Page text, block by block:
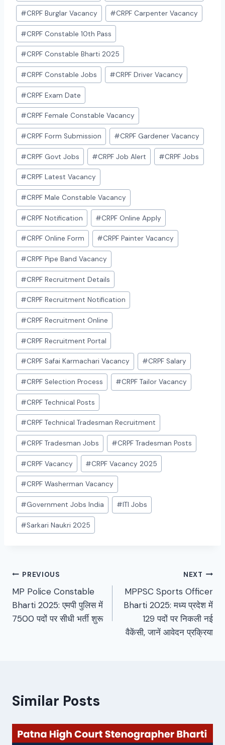
#CRPF Burglar Vacancy #CRPF Carpenter Vacancy
#CRPF Constable 10th Pass
#CRPF Constable Bharti 2025
#CRPF Constable Jobs #CRPF Driver Vacancy
#CRPF Exam Date
#CRPF Female Constable Vacancy
#CRPF Form Submission #CRPF Gardener Vacancy
#CRPF Govt Jobs #CRPF Job Alert #CRPF Jobs
#CRPF Latest Vacancy
#CRPF Male Constable Vacancy
#CRPF Notification #CRPF Online Apply
#CRPF Online Form #CRPF Painter Vacancy
#CRPF Pipe Band Vacancy
#CRPF Recruitment Details
#CRPF Recruitment Notification
#CRPF Recruitment Online
#CRPF Recruitment Portal
#CRPF Safai Karmachari Vacancy #CRPF Salary
#CRPF Selection Process #CRPF Tailor Vacancy
#CRPF Technical Posts
#CRPF Technical Tradesman Recruitment
#CRPF Tradesman Jobs #CRPF Tradesman Posts
#CRPF Vacancy #CRPF Vacancy 2025
#CRPF Washerman Vacancy
#Government Jobs India #ITI Jobs
#Sarkari Naukri 2025
Post
navigation
PREVIOUS
MP Police Constable
Bharti 2025: एमपी पुलिस में
7500 पदों पर सीधी भर्ती शुरू
NEXT
MPPSC Sports Officer
Bharti 2025: मध्य प्रदेश में
129 पदों पर निकली नई
वैकेंसी, जानें आवेदन प्रक्रिया
Similar Posts